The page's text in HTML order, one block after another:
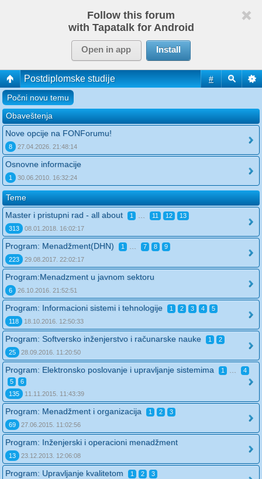
Follow this forum
with Tapatalk for Android
Open in app Install
#
Postdiplomske studije
Počni novu temu
Obaveštenja
Nove opcije na FONForumu!
8 27.04.2026. 21:48:14
Osnovne informacije
1 30.06.2010. 16:32:24
Teme
Master i pristupni rad - all about
1 11 12
13
313
08.01.2018. 16:02:17
Program: Menadžment(DHN) 1 7 8
9
223
29.08.2017. 22:02:17
Program:Menadzment u javnom sektoru
6 26.10.2016. 21:52:51
Program: Informacioni sistemi i tehnologije 1 2 3 4
5
118
18.10.2016. 12:50:33
Program: Softversko inženjerstvo i računarske nauke 1
2
25
28.09.2016. 11:20:50
Program: Elektronsko poslovanje i upravljanje sistemima 1
4
5
6
135
11.11.2015. 11:43:39
Program: Menadžment i organizacija 1 2
3
69
27.06.2015. 11:02:56
Program: Inženjerski i operacioni menadžment
13 23.12.2013. 12:06:08
Program: Upravljanje kvalitetom 1 2
3